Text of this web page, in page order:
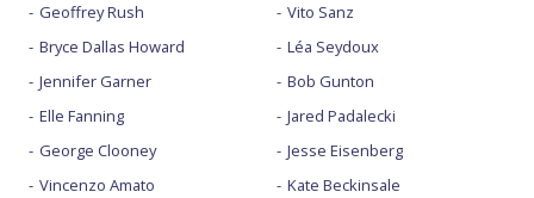
Geoffrey Rush
Bryce Dallas Howard
Jennifer Garner
Elle Fanning
George Clooney
Vincenzo Amato
Vito Sanz
Léa Seydoux
Bob Gunton
Jared Padalecki
Jesse Eisenberg
Kate Beckinsale